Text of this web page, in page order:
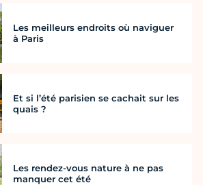
Les meilleurs endroits où naviguer
à Paris
Et si l’été parisien se cachait sur les
quais ?
Les rendez-vous nature à ne pas
manquer cet été